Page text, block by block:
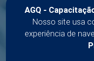
AGQ -
Nosso site usa
experiência de
(51) 99180-3992